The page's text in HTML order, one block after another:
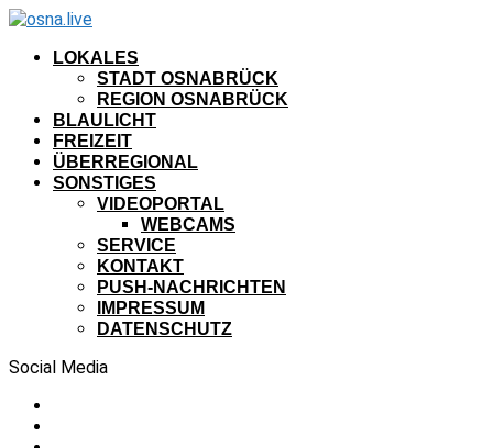
LOKALES
STADT OSNABRÜCK
REGION OSNABRÜCK
BLAULICHT
FREIZEIT
ÜBERREGIONAL
SONSTIGES
VIDEOPORTAL
WEBCAMS
SERVICE
KONTAKT
PUSH-NACHRICHTEN
IMPRESSUM
DATENSCHUTZ
Social Media